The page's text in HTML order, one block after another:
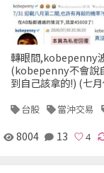
轉眼間,kobepenny
(kobepenny不會說
到自己該拿的!) (七
台股 當沖交易
8004 13